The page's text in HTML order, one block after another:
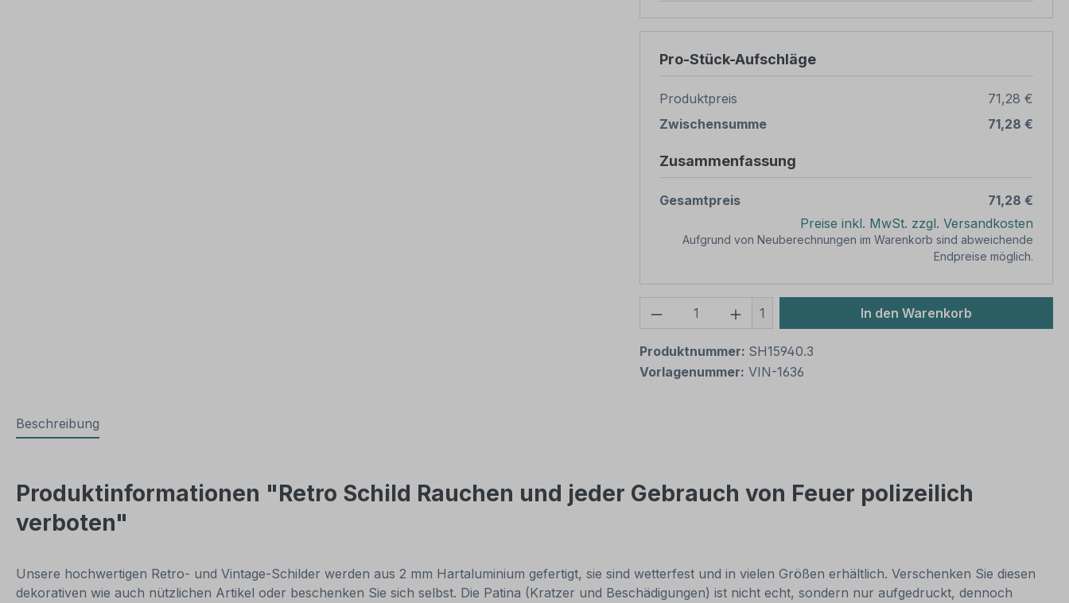
Pro-Stück-Aufschläge
Produktpreis
71,28 €
Zwischensumme
71,28 €
Zusammenfassung
Gesamtpreis
71,28 €
Preise inkl. MwSt. zzgl. Versandkosten
Aufgrund von Neuberechnungen im Warenkorb sind abweichende
Endpreise möglich.
Produkt Anzahl: Gib den gewünschten Wert
1 In den Warenkorb
Produktnummer: SH15940.3
Vorlagenummer: VIN-1636
Beschreibung
Produktinformationen "Retro Schild Rauchen und jeder Gebrauch von Feuer polizeilich
verboten"
Unsere hochwertigen Retro- und Vintage-Schilder werden aus 2 mm Hartaluminium gefertigt, sie sind wetterfest und in vielen Größen erhältlich. Verschenken Sie diesen
dekorativen wie auch nützlichen Artikel oder beschenken Sie sich selbst. Die Patina (Kratzer und Beschädigungen) ist nicht echt, sondern nur aufgedruckt, dennoch